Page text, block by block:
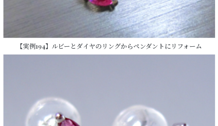
【実例194】ルビーとダイヤのリングからペンダントにリフォーム